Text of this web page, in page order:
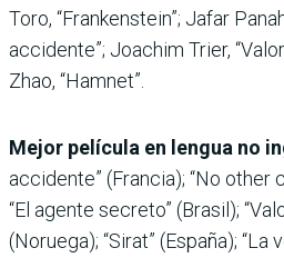
Toro, “Frankenstein”; Jafar
accidente”; Joachim Trier,
Zhao, “Hamnet”.
Mejor película en lengua no
accidente” (Francia); “No other
“El agente secreto” (Brasil);
(Noruega); “Sirat” (España); “La